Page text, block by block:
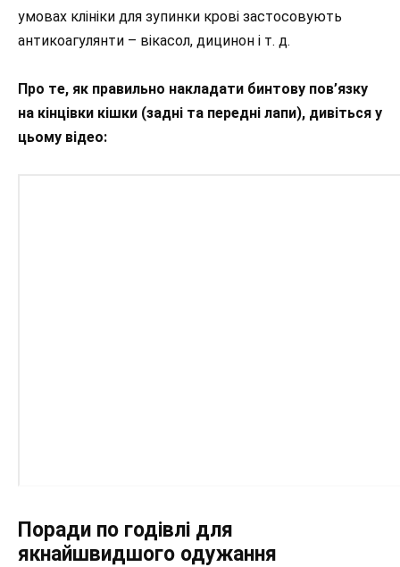
умовах клініки для зупинки крові застосовують
антикоагулянти – вікасол, дицинон і т. д.
Про те, як правильно накладати бинтову пов’язку
на кінцівки кішки (задні та передні лапи), дивіться у
цьому відео:
Поради по годівлі для
якнайшвидшого одужання